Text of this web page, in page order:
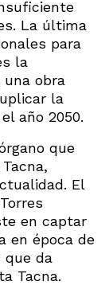
La última
para
la
obra
la
año 2050.
que
El
en captar
en época de
que da
Tacna.